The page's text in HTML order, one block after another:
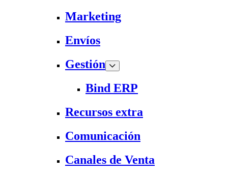
Marketing
Envíos
Gestión
Bind ERP
Recursos extra
Comunicación
Canales de Venta